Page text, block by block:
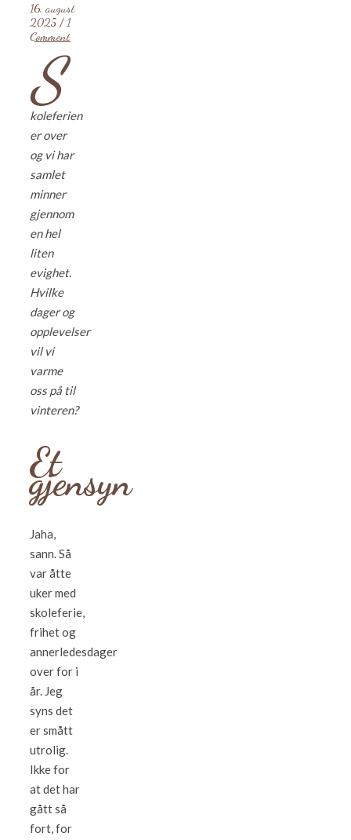
16. august
2025 / 1
Comment
S
koleferien
er over
og vi har
samlet
minner
gjennom
en hel
liten
evighet.
Hvilke
dager og
opplevelser
vil vi
varme
oss på til
vinteren?
Et
gjensyn
Jaha,
sann. Så
var åtte
uker med
skoleferie,
frihet og
annerledesdager
over for i
år. Jeg
syns det
er smått
utrolig.
Ikke for
at det har
gått så
fort, for